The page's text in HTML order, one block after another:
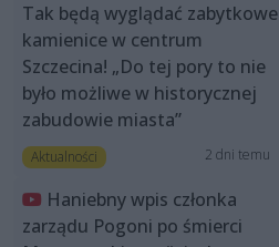
Tak będą wyglądać zabytkowe
kamienice w centrum
Szczecina! „Do tej pory to nie
było możliwe w historycznej
zabudowie miasta”
Aktualności 2 dni temu
Haniebny wpis członka
zarządu Pogoni po śmierci